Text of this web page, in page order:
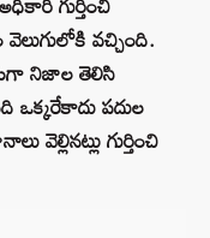
వచ్చింది.
నిజాల తెలిసి
ఒక్కరేకాదు పదుల
వెల్లినట్లు గుర్తించి